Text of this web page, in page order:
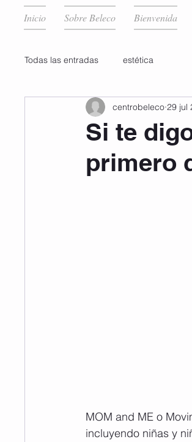
Inicio Sobre Beleco Bienvenida
Todas las entradas estética
Si te
primero
centrobeleco 29 jul
MOM and ME o
incluyendo niñas y